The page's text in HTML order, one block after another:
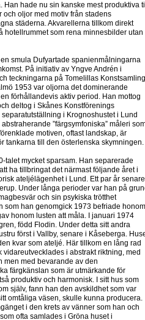
Han hade nu sin kanske mest produktiva
oljor med motiv från stadens
städerna. Akvarellerna tillkom direkt
hotellrummet som rena minnesbilder utan
smula Dufyartade spanienmålningarna
På initiativ av Yngve Andrén i
teckningarna på Tomelillas
1953 var oljorna det dominerande
förhållandevis aktiv period. Han mottog
deltog i Skånes Konstförenings
i Krognoshustet i Lund
”färgsymfoniska” måleri
motiven, oftast landskap, är
tankarna till den österlenska skymningen.
talet mycket sparsam. Han separerade
ha tillbringat det närmast följande året i
ateljélägenhet i Lund. Ett par år senare
Under långa perioder var han på
och sin psykiska trötthet
som han genomgick 1973 befriade honom
honom lusten att måla. I januari 1974
född Flodin. Under detta sitt andra
först i Vallby, senare i Kåseberga.
kvar som ateljé. Här tillkom en lång rad
i abstrakt riktning, med
men med bevarande av den
färgkänslan som är utmärkande för
produktiv och harmonisk. I sitt hus som
själv, fann han den avskildhet som var
omtåliga väsen, skulle kunna producera.
i den krets av vänner som han och
ofta samlades i Gröna huset i